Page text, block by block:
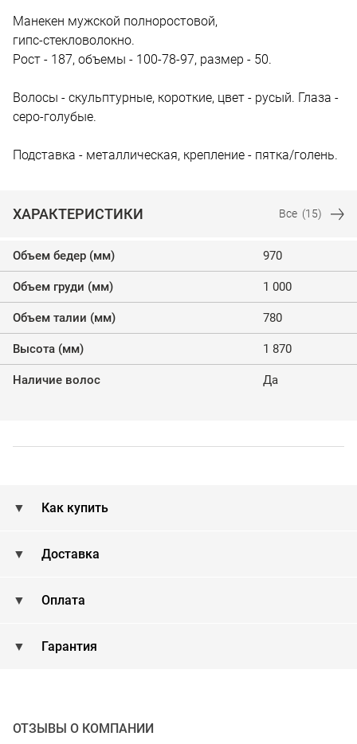
Манекен мужской полноростовой,
гипс-стекловолокно.
Рост - 187, объемы - 100-78-97, размер - 50.
Волосы - скульптурные, короткие, цвет - русый. Глаза -
серо-голубые.
Подставка - металлическая, крепление - пятка/голень.
ХАРАКТЕРИСТИКИ Все (15)
Объем бедер (мм) 970
Объем груди (мм) 1 000
Объем талии (мм) 780
Высота (мм) 1 870
Наличие волос Да
Как купить
Доставка
Оплата
Гарантия
ОТЗЫВЫ О КОМПАНИИ